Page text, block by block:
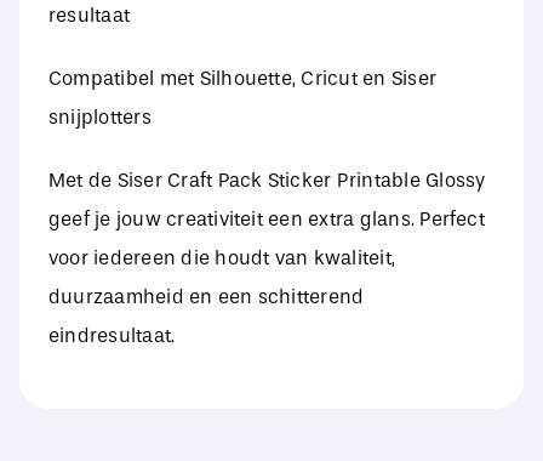
resultaat
Compatibel met Silhouette, Cricut en Siser
snijplotters
Met de Siser Craft Pack Sticker Printable Glossy
geef je jouw creativiteit een extra glans. Perfect
voor iedereen die houdt van kwaliteit,
duurzaamheid en een schitterend
eindresultaat.